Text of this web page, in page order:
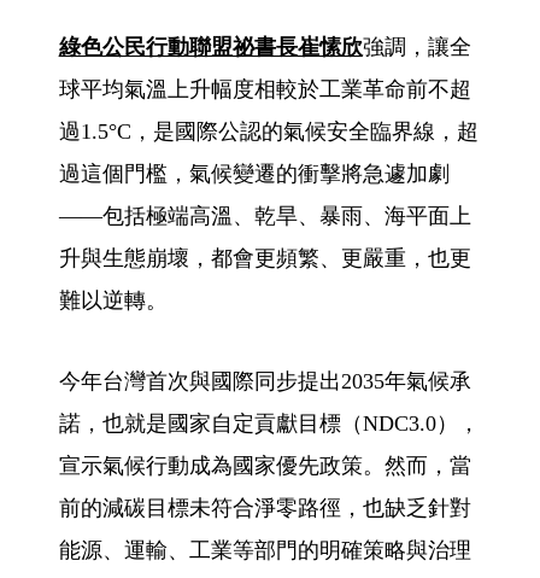
綠色公民行動聯盟祕書長崔愫欣強調，讓全
球平均氣溫上升幅度相較於工業革命前不超
過1.5°C，是國際公認的氣候安全臨界線，超
過這個門檻，氣候變遷的衝擊將急遽加劇
——包括極端高溫、乾旱、暴雨、海平面上
升與生態崩壞，都會更頻繁、更嚴重，也更
難以逆轉。
今年台灣首次與國際同步提出2035年氣候承
諾，也就是國家自定貢獻目標（NDC3.0），
宣示氣候行動成為國家優先政策。然而，當
前的減碳目標未符合淨零路徑，也缺乏針對
能源、運輸、工業等部門的明確策略與治理